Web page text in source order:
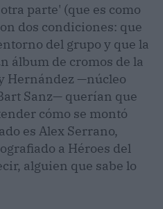
parte' (que es como
dos condiciones: que
del grupo y que la
álbum de cromos de la
Hernández —núcleo
Sanz— querían que
cómo se montó
es Alex Serrano,
a Héroes del
alguien que sabe lo